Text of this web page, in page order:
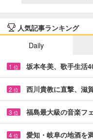
人気記事ランキング
Daily
1 位 坂本冬美、歌手生活
2 位 西川貴教に直撃、滋
3 位 福島最大級の音楽フ
4 位 愛知・岐阜の地酒を